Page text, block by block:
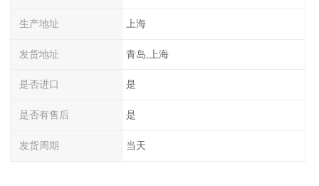
生产地址 上海
发货地址 青岛,上海
是否进口 是
是否有售后 是
发货周期 当天